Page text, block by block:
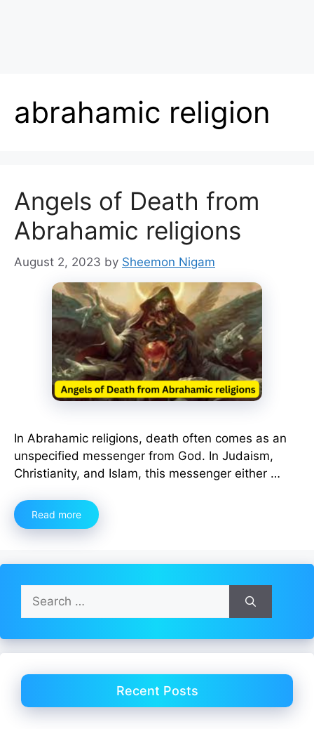
abrahamic religion
Angels of Death from
Abrahamic religions
August 2, 2023 by Sheemon Nigam
In Abrahamic religions, death often comes as an
unspecified messenger from God. In Judaism,
Christianity, and Islam, this messenger either …
Read more
Search
for:
Recent Posts